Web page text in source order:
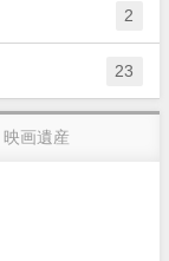
2
23
映画遺産